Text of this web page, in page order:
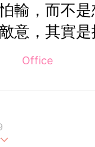
輸，而不
意，其實是
Office